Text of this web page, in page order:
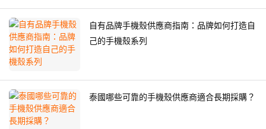
自有品牌手機殼供應商指南：品牌如何打造自
己的手機殼系列
泰國哪些可靠的手機殼供應商適合長期採購？